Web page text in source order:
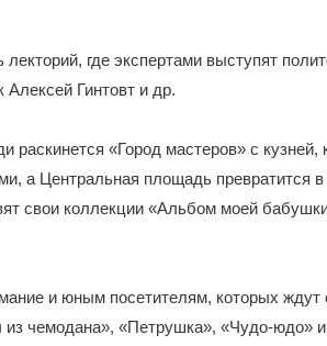
где экспертами выступят
Гинтовт и др.
«Город мастеров» с кузней,
а Центральная площадь превратится
свои коллекции «Альбом моей
и юным посетителям, которых ждут
чемодана», «Петрушка», «Чудо-юдо»